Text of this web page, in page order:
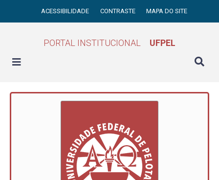
ACESSIBILIDADE CONTRASTE MAPA DO SITE
PORTAL INSTITUCIONAL UFPEL